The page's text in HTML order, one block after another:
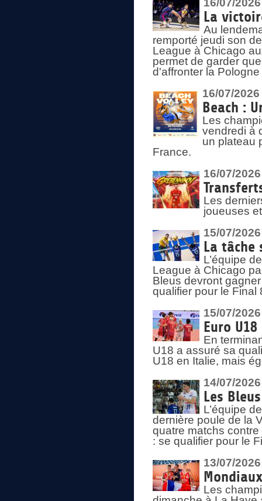
16/07/2026
La
Au
remporté jeudi son
League à Chicago
permet de garder
d'affronter la
16/07/2026
Beach :
Les
vendredi à
un plateau
France.
16/07/2026
Les
joueuses
15/07/2026
La tâche
L’équipe
League à Chicago
Bleus devront
qualifier pour le Final
15/07/2026
Euro
En
U18 a assuré sa
U18 en Italie, mais
14/07/2026
Les
L’équipe
dernière poule de la
quatre matchs
: se qualifier pour le
13/07/2026
Les